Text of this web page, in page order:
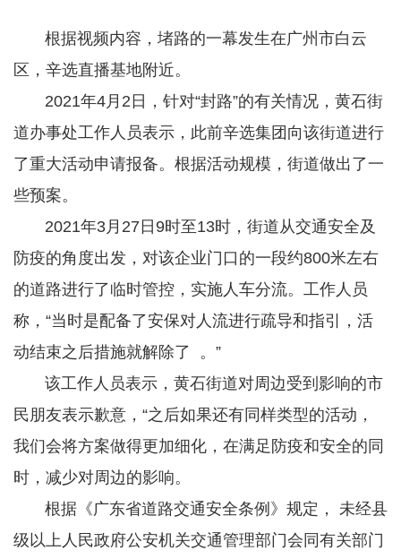
根据视频内容，堵路的一幕发生在广州市白云
区，辛选直播基地附近。
2021年4月2日，针对“封路”的有关情况，黄石街
道办事处工作人员表示，此前辛选集团向该街道进行
了重大活动申请报备。根据活动规模，街道做出了一
些预案。
2021年3月27日9时至13时，街道从交通安全及
防疫的角度出发，对该企业门口的一段约800米左右
的道路进行了临时管控，实施人车分流。工作人员
称，“当时是配备了安保对人流进行疏导和指引，活
动结束之后措施就解除了 。”
该工作人员表示，黄石街道对周边受到影响的市
民朋友表示歉意，“之后如果还有同样类型的活动，
我们会将方案做得更加细化，在满足防疫和安全的同
时，减少对周边的影响。
根据《广东省道路交通安全条例》规定， 未经县
级以上人民政府公安机关交通管理部门会同有关部门